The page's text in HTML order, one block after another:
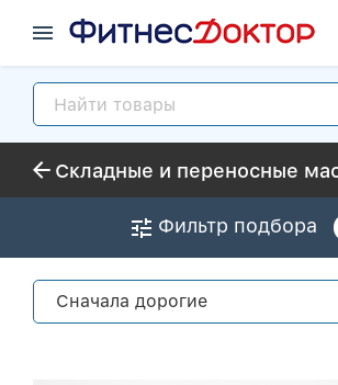
Фильтр подбора
Сначала дорогие